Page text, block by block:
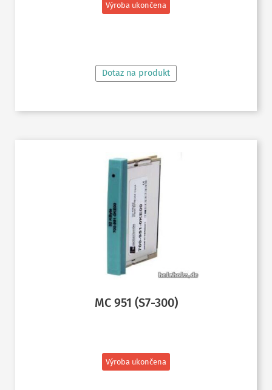
Výroba ukončena
Dotaz na produkt
MC 951 (S7-300)
Výroba ukončena